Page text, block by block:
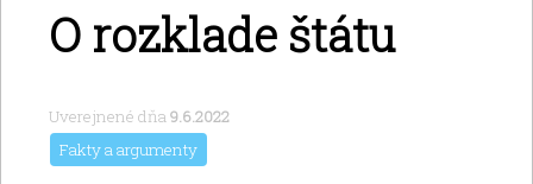
O MNE
O rozklade štátu
Uverejnené dňa9.6.2022
Fakty a argumenty